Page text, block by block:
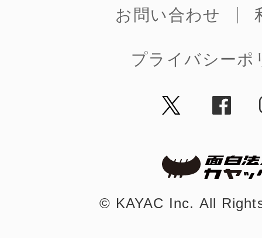
お問い合わせ
プライバシーポ
©︎ KAYAC Inc. All